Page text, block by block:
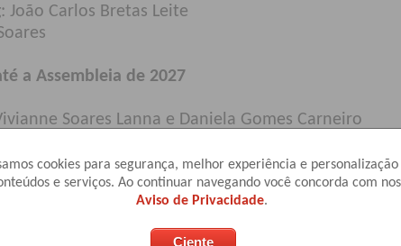
Carlos Bretas Leite
a Assembleia de 2027
Soares Lanna e Daniela Gomes Carneiro
Patricia Morari Mendes e Bernardo Bethonico
Anteriores
cookies para segurança, melhor experiência e personalização
e serviços. Ao continuar navegando você concorda com
Aviso de Privacidade.